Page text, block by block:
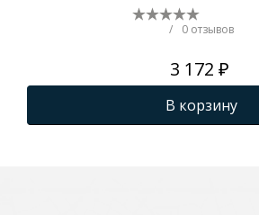
/ 0 отзывов
3 172 ₽
В корзину